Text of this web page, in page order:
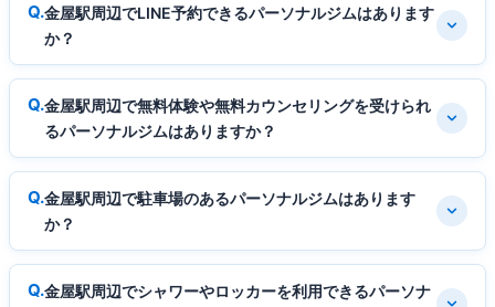
金屋駅周辺でLINE予約できるパーソナルジムはあります
か？
金屋駅周辺で無料体験や無料カウンセリングを受けられ
るパーソナルジムはありますか？
金屋駅周辺で駐車場のあるパーソナルジムはあります
か？
金屋駅周辺でシャワーやロッカーを利用できるパーソナ